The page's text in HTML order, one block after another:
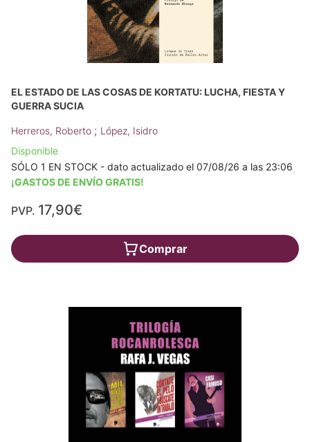
EL ESTADO DE LAS COSAS DE KORTATU: LUCHA, FIESTA Y
GUERRA SUCIA
Herreros, Roberto ; López, Isidro
Disponible
SÓLO 1 EN STOCK - dato actualizado el 07/08/26 a las 23:06
¡GASTOS DE ENVÍO GRATIS!
PVP. 17,90€
Comprar